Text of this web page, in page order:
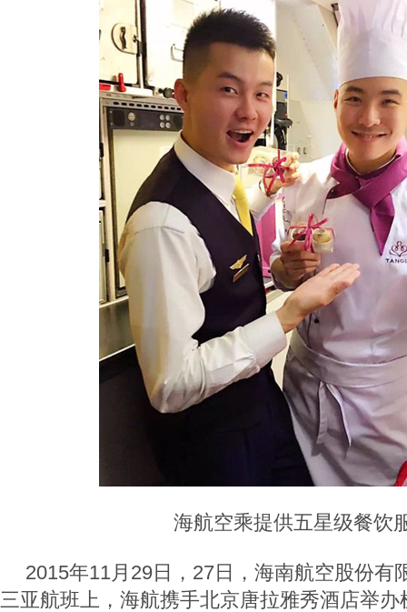
海航空乘提供五星级餐饮
2015年11月29日，27日，海南航空股份有
三亚航班上，海航携手北京唐拉雅秀酒店举办